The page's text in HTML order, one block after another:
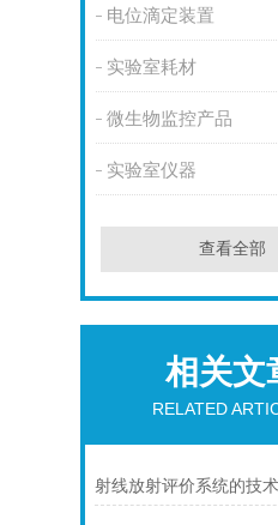
电位滴定装置
实验室耗材
微生物监控产品
实验室仪器
查看全部
相关文
RELATED
射线放射评价系统的技